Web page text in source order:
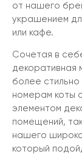
от нашего
украшением
или кафе.
Сочетая в
декоративная
более стильно
номерам коты
элементом
помещений,
нашего
который